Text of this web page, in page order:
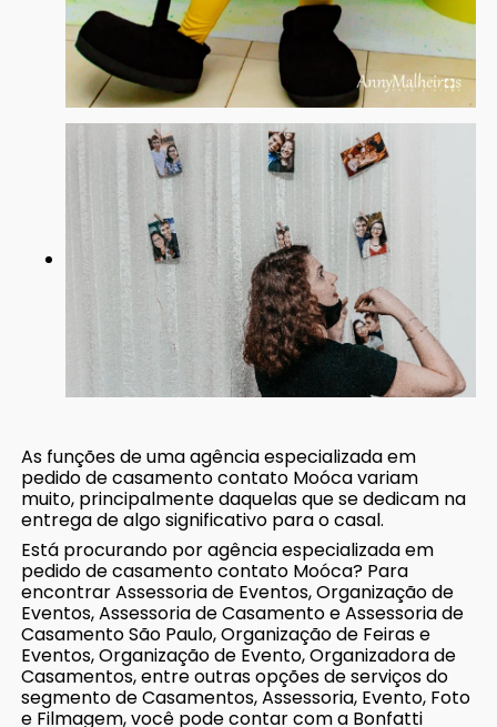
As funções de uma agência especializada em
pedido de casamento contato Moóca variam
muito, principalmente daquelas que se dedicam na
entrega de algo significativo para o casal.
Está procurando por agência especializada em
pedido de casamento contato Moóca? Para
encontrar Assessoria de Eventos, Organização de
Eventos, Assessoria de Casamento e Assessoria de
Casamento São Paulo, Organização de Feiras e
Eventos, Organização de Evento, Organizadora de
Casamentos, entre outras opções de serviços do
segmento de Casamentos, Assessoria, Evento, Foto
e Filmagem, você pode contar com a Bonfatti